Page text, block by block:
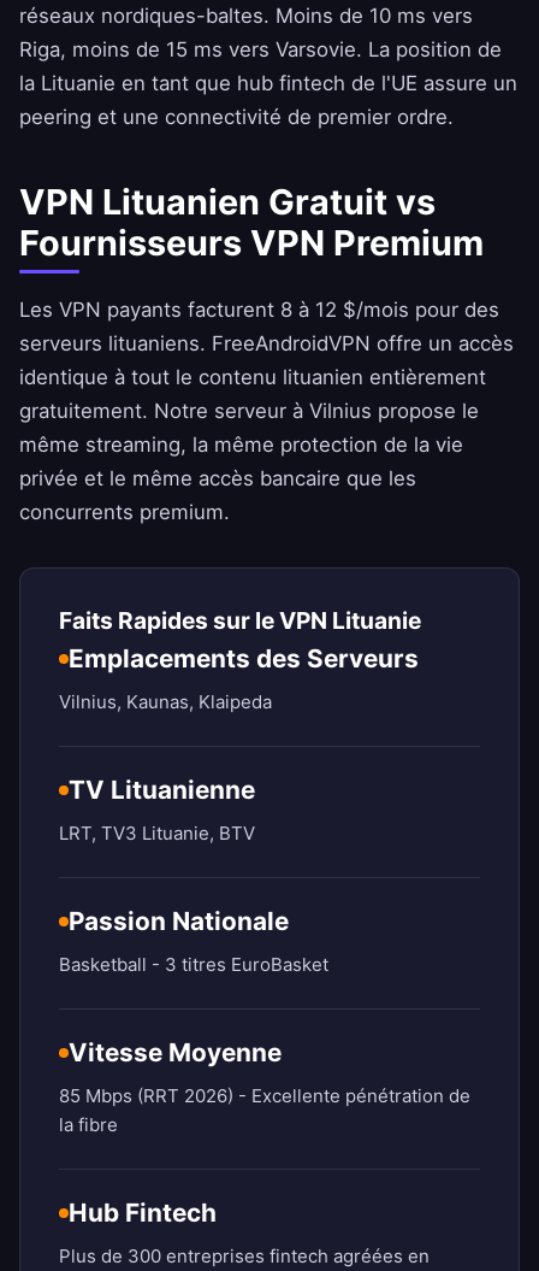
réseaux nordiques-baltes. Moins de 10 ms vers
Riga, moins de 15 ms vers Varsovie. La position de
la Lituanie en tant que hub fintech de l'UE assure un
peering et une connectivité de premier ordre.
VPN Lituanien Gratuit vs
Fournisseurs VPN Premium
Les VPN payants facturent 8 à 12 $/mois pour des
serveurs lituaniens. FreeAndroidVPN offre un accès
identique à tout le contenu lituanien entièrement
gratuitement. Notre serveur à Vilnius propose le
même streaming, la même protection de la vie
privée et le même accès bancaire que les
concurrents premium.
Faits Rapides sur le VPN Lituanie
Emplacements des Serveurs
Vilnius, Kaunas, Klaipeda
TV Lituanienne
LRT, TV3 Lituanie, BTV
Passion Nationale
Basketball - 3 titres EuroBasket
Vitesse Moyenne
85 Mbps (RRT 2026) - Excellente pénétration de
la fibre
Hub Fintech
Plus de 300 entreprises fintech agréées en